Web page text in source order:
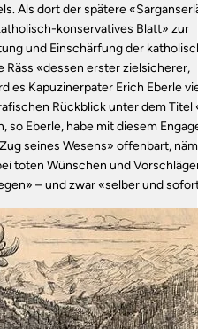
Als dort der spätere
konservatives Blatt» zur
und Einschärfung der
«dessen erster zielsicherer,
es Kapuzinerpater Erich Eberle
Rückblick unter dem Titel
so Eberle, habe mit diesem
seines Wesens» offenbart,
toten Wünschen und
– und zwar «selber und